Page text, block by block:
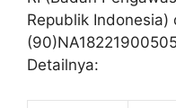
Republik
Detailnya: